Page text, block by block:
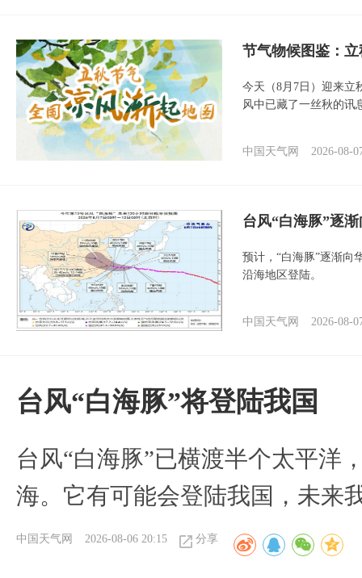
节气物候图鉴：
今天（8月7日）迎来立
风中已藏了一丝秋的讯
中国天气网 2026-08-
台风“白海豚”逐
预计，“白海豚”逐渐向
沿海地区登陆。
中国天气网 2026-08-
台风“白海豚”将登陆我国
台风“白海豚”已横渡半个太平洋
海。它有可能会登陆我国，未来
中国天气网 2026-08-06 20:15 分享